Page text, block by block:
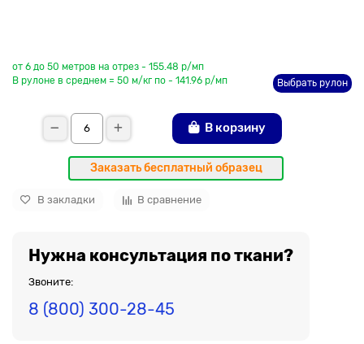
от 6 до 50 метров на отрез - 155.48 р/мп
В рулоне в среднем = 50 м/кг по - 141.96 р/мп
Выбрать рулон
В корзину
Заказать бесплатный образец
В закладки В сравнение
Нужна консультация по ткани?
Звоните:
8 (800) 300-28-45